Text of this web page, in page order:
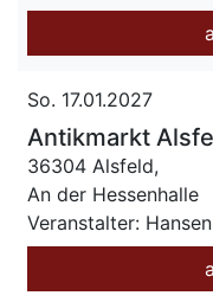
So. 17.01.2027
Antikmarkt
36304 Alsfeld,
An der Hessenhalle
Veranstalter: